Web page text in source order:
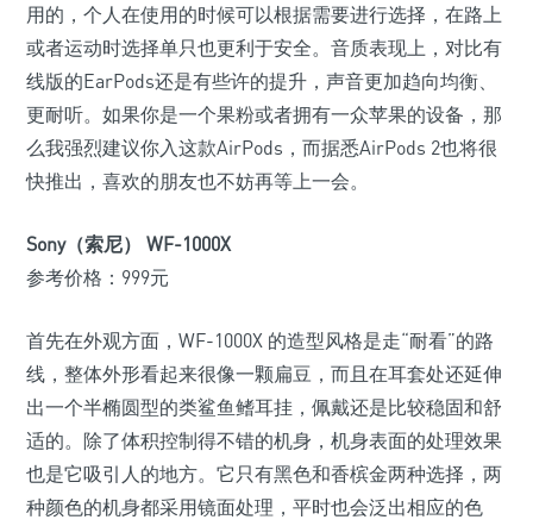
用的，个人在使用的时候可以根据需要进行选择，在路上
或者运动时选择单只也更利于安全。音质表现上，对比有
线版的EarPods还是有些许的提升，声音更加趋向均衡、
更耐听。如果你是一个果粉或者拥有一众苹果的设备，那
么我强烈建议你入这款AirPods，而据悉AirPods 2也将很
快推出，喜欢的朋友也不妨再等上一会。
Sony（索尼） WF-1000X
参考价格：999元
首先在外观方面，WF-1000X 的造型风格是走“耐看”的路
线，整体外形看起来很像一颗扁豆，而且在耳套处还延伸
出一个半椭圆型的类鲨鱼鳍耳挂，佩戴还是比较稳固和舒
适的。除了体积控制得不错的机身，机身表面的处理效果
也是它吸引人的地方。它只有黑色和香槟金两种选择，两
种颜色的机身都采用镜面处理，平时也会泛出相应的色